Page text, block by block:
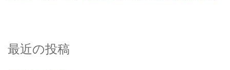
最近の投稿